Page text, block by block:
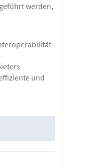
werden,
und